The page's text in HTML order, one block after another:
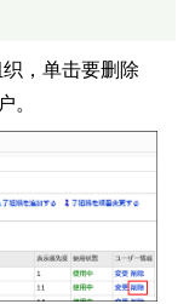
，单击要删除
。